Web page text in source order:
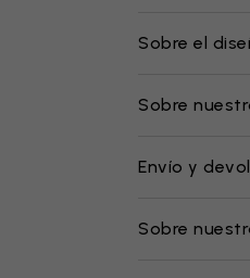
Sobre el
Sobre
Envío y
Sobre